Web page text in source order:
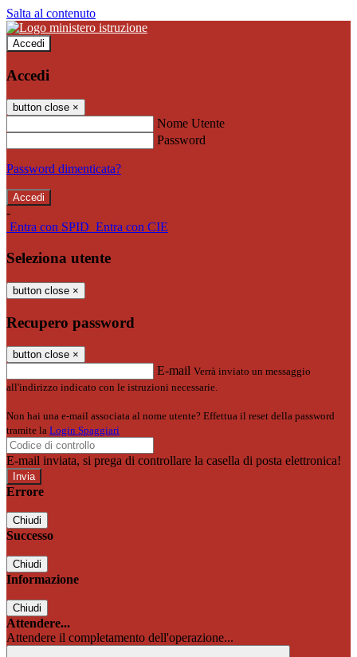
Salta al contenuto
Accedi
Accedi
button close ×
Nome Utente
Password
Password dimenticata?
-
Entra con SPID Entra con CIE
Seleziona utente
button close ×
Recupero password
button close ×
E-mail Verrà inviato un messaggio
all'indirizzo indicato con le istruzioni necessarie.
Non hai una e-mail associata al nome utente? Effettua il reset della password
tramite la Login Spaggiari
E-mail inviata, si prega di controllare la casella di posta elettronica!
Errore
Chiudi
Successo
Chiudi
Informazione
Chiudi
Attendere...
Attendere il completamento dell'operazione...